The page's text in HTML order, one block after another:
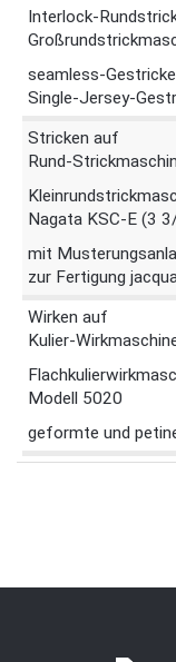
Interlock-
seamless-
Single-Jersey-
Stricken auf
Rund-
Nagata KSC-E (3
mit
zur Fertigung
Wirken auf
Kulier-
Modell 5020
geformte und